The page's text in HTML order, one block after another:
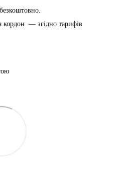
кордон — згідно тарифів